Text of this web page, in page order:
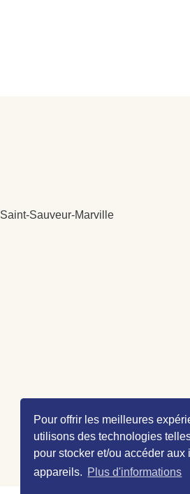
Pour offrir les meilleures
utilisons des technologies
pour stocker et/ou accéder aux
appareils. Plus d'informations
Sauveur-Marville